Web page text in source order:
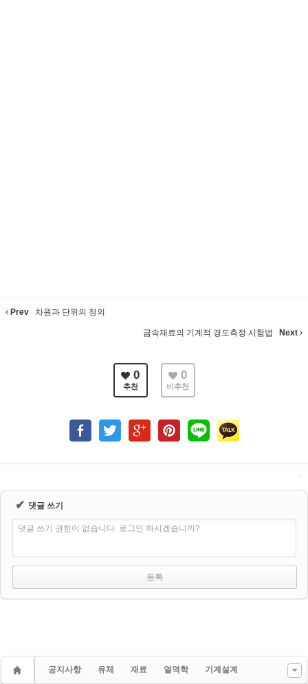
Prev 차원과 단위의 정의
금속재료의 기계적 경도측정 시험법 Next
0
추천
0
비추천
✔ 댓글 쓰기
댓글 쓰기 권한이 없습니다. 로그인 하시겠습니까?
공지사항 유체 재료 열역학 기계설계